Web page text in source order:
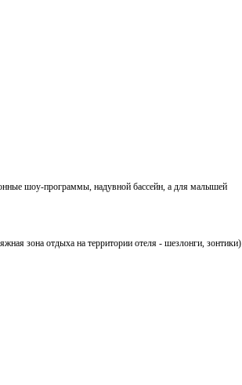
шоу-программы, надувной бассейн, а для малышей
зона отдыха на территории отеля - шезлонги, зонтики)